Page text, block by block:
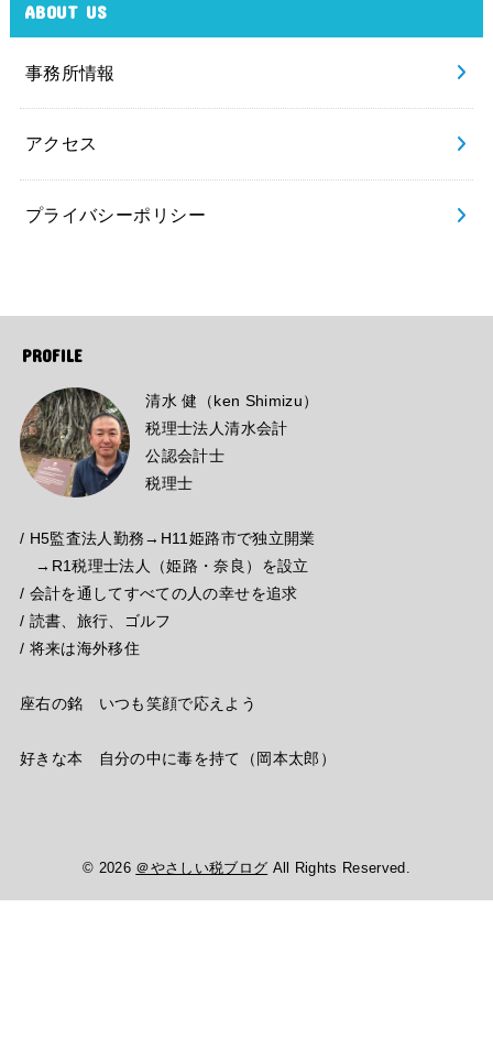
ABOUT US
事務所情報
アクセス
プライバシーポリシー
PROFILE
清水 健（ken Shimizu）
税理士法人清水会計
公認会計士
税理士
/ H5監査法人勤務→H11姫路市で独立開業
→R1税理士法人（姫路・奈良）を設立
/ 会計を通してすべての人の幸せを追求
/ 読書、旅行、ゴルフ
/ 将来は海外移住
座右の銘 いつも笑顔で応えよう
好きな本 自分の中に毒を持て（岡本太郎）
© 2026 ＠やさしい税ブログ All Rights Reserved.